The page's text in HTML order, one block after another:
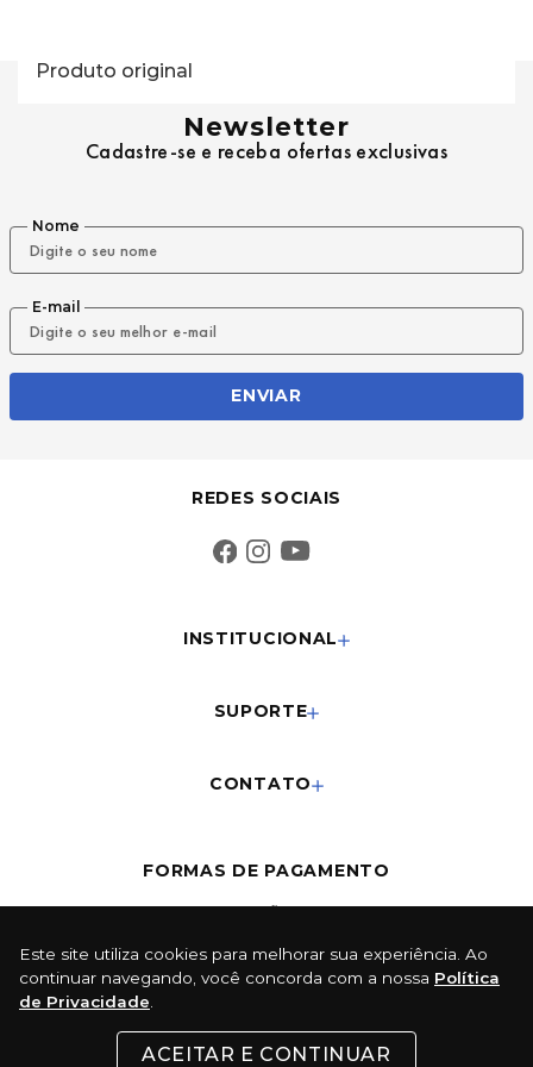
Este site utiliza cookies para melhorar sua experiência. Ao
continuar navegando, você concorda com a nossa Política
de Privacidade
ACEITAR E CONTINUAR
Produto original
Newsletter
Cadastre-se e receba ofertas exclusivas
Nome
E-mail
ENVIAR
REDES SOCIAIS
INSTITUCIONAL
SUPORTE
CONTATO
FORMAS DE PAGAMENTO
Cartões
Com 5% de desconto